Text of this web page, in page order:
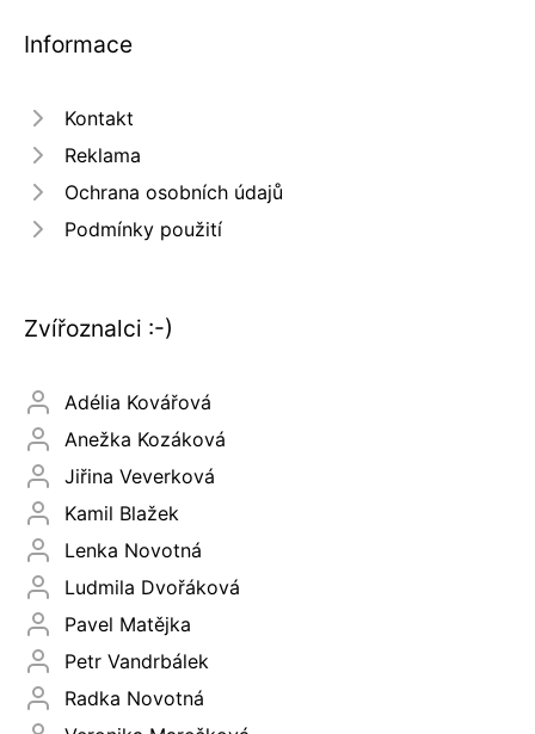
Informace
Kontakt
Reklama
Ochrana osobních údajů
Podmínky použití
Zvířoznalci :-)
Adélia Kovářová
Anežka Kozáková
Jiřina Veverková
Kamil Blažek
Lenka Novotná
Ludmila Dvořáková
Pavel Matějka
Petr Vandrbálek
Radka Novotná